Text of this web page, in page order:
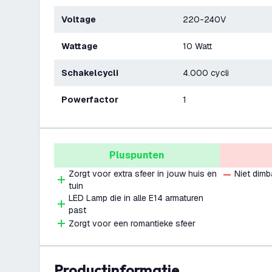
Voltage 220-240V
Wattage 10 Watt
Schakelcycli 4.000 cycli
Powerfactor 1
Pluspunten
Zorgt voor extra sfeer in jouw huis en
tuin
LED Lamp die in alle E14 armaturen
past
Zorgt voor een romantieke sfeer
Niet